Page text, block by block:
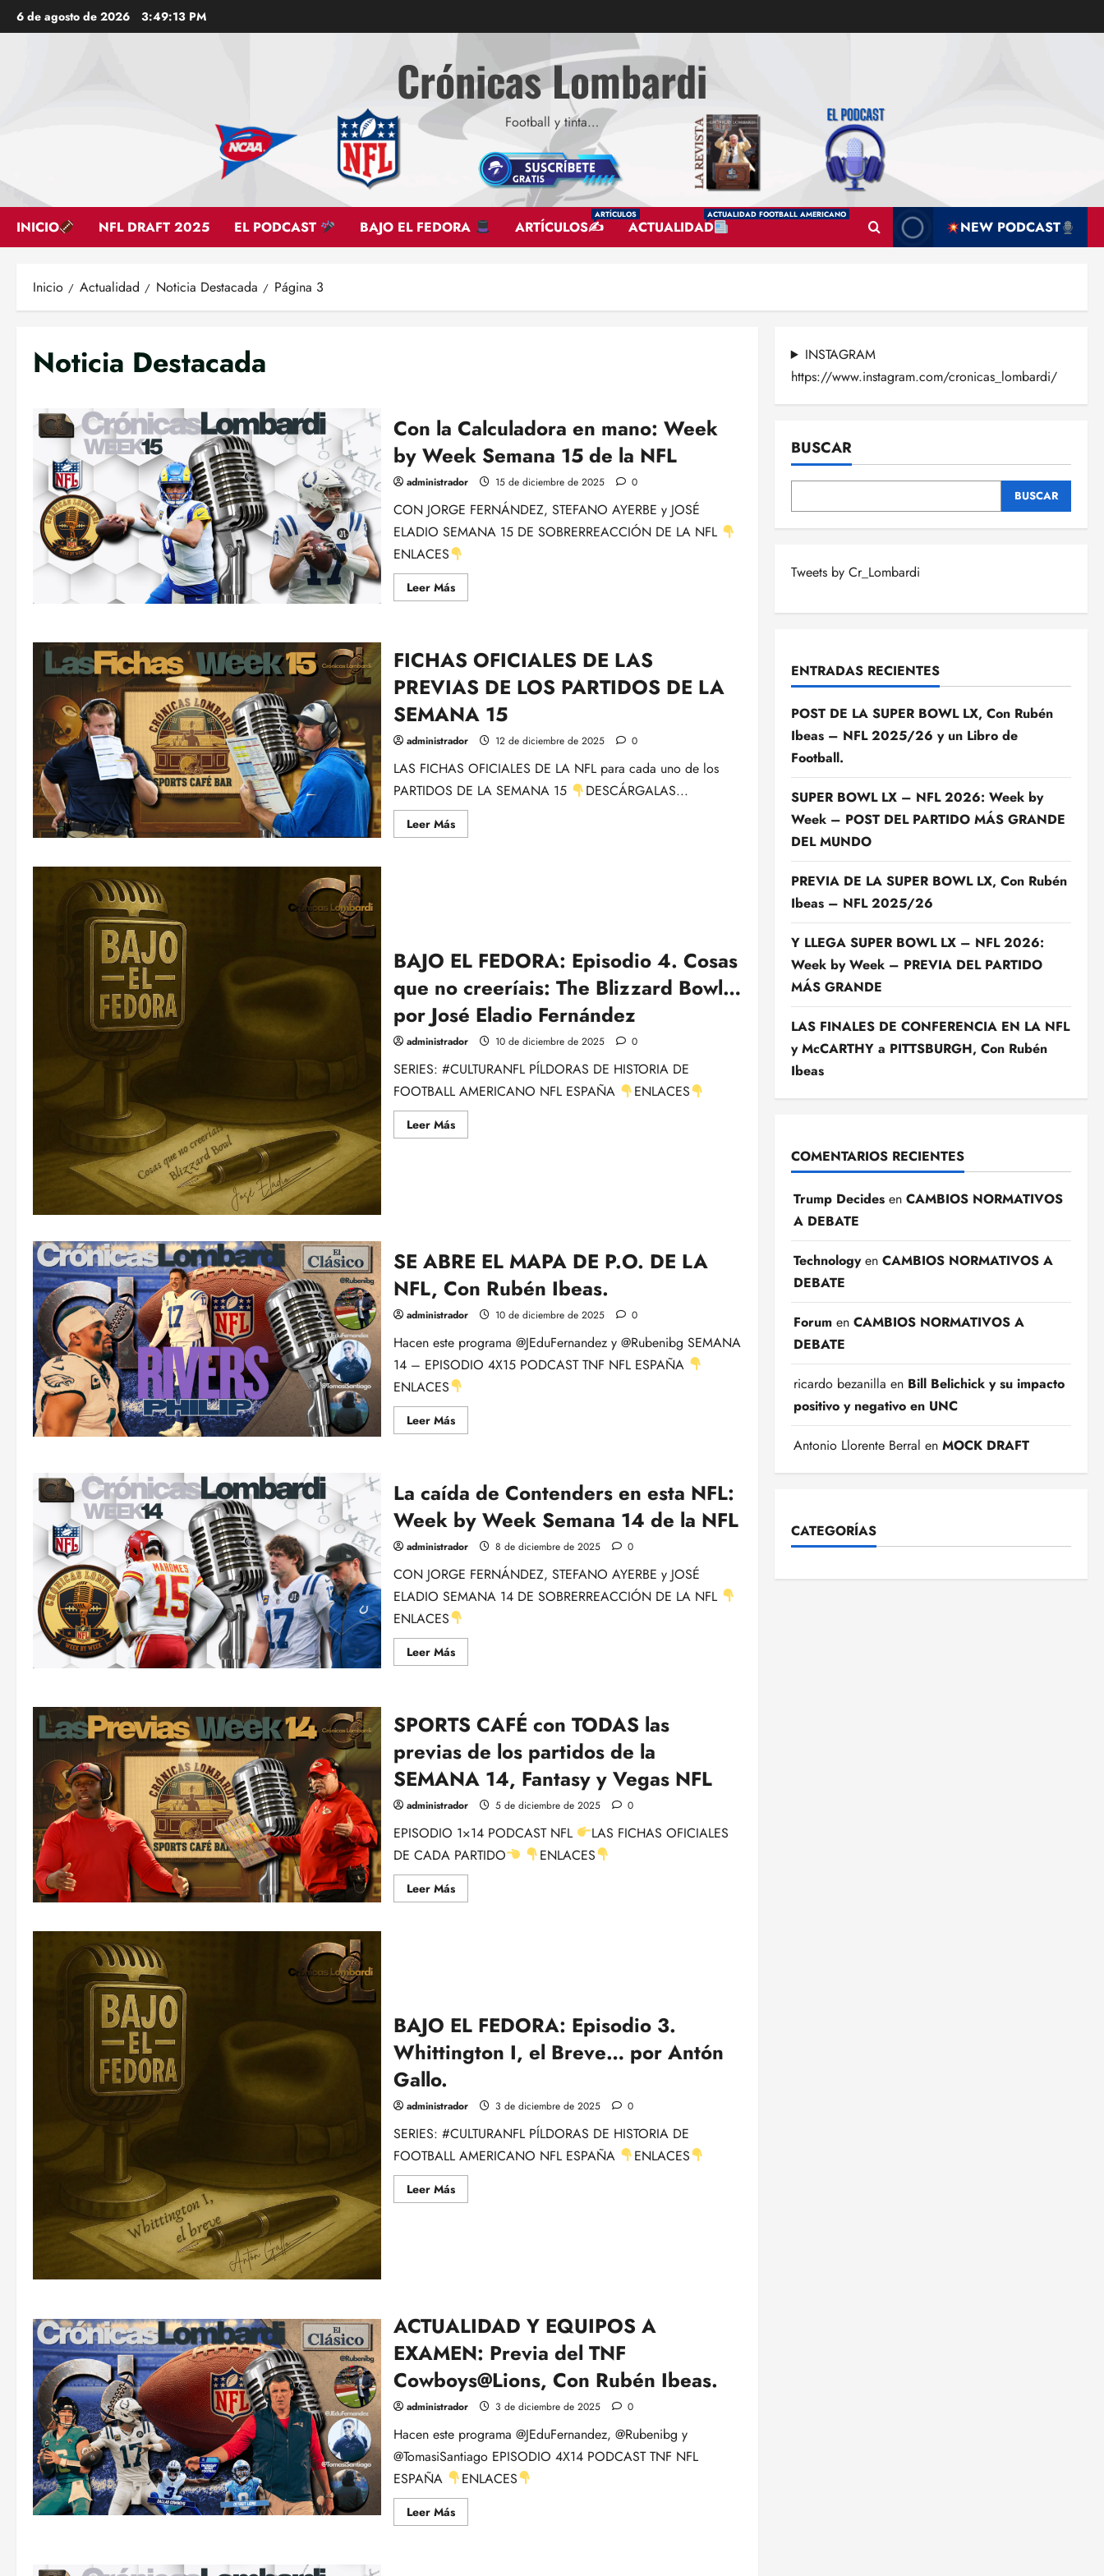
Saltar
al
6 de agosto de 2026 3:49:14 PM
Crónicas Lombardi
Football y tinta…
INICIO NFL DRAFT 2025 EL PODCAST BAJO EL FEDORA ARTÍCULOS✍
ARTÍCULOS
ACTUALIDAD
ACTUALIDAD FOOTBALL AMERICANO
NEW PODCAST
Inicio Actualidad Noticia Destacada Página 3
Noticia Destacada
Con la Calculadora en mano: Week
by Week Semana 15 de la NFL
administrador 15 de diciembre de 2025 0
CON JORGE FERNÁNDEZ, STEFANO AYERBE y JOSÉ
ELADIO SEMANA 15 DE SOBRERREACCIÓN DE LA NFL
ENLACES
Leer MásLeer
más
Calculadora
en
mano:
Week
Week
Semana
15
de
la
NFL
FICHAS OFICIALES DE LAS
PREVIAS DE LOS PARTIDOS DE LA
SEMANA 15
administrador 12 de diciembre de 2025 0
LAS FICHAS OFICIALES DE LA NFL para cada uno de los
PARTIDOS DE LA SEMANA 15
DESCÁRGALAS...
Leer MásLeer
más
PARTIDOS
DE
LA
SEMANA
15
BAJO EL FEDORA: Episodio 4. Cosas
que no creeríais: The Blizzard Bowl…
por José Eladio Fernández
administrador 10 de diciembre de 2025 0
SERIES: #CULTURANFL PÍLDORAS DE HISTORIA DE
FOOTBALL AMERICANO NFL ESPAÑA
ENLACES
Leer MásLeer
más
creeríais:
The
Blizzard
Bowl…
por
José
Fernández
SE ABRE EL MAPA DE P.O. DE LA
NFL, Con Rubén Ibeas.
administrador 10 de diciembre de 2025 0
Hacen este programa @JEduFernandez y @Rubenibg SEMANA
14 – EPISODIO 4X15 PODCAST TNF NFL ESPAÑA
ENLACES
Leer MásLeer
más
EL
MAPA
DE
P.O.
DE
LA
Con
Rubén
Ibeas.
La caída de Contenders en esta NFL:
Week by Week Semana 14 de la NFL
administrador 8 de diciembre de 2025 0
CON JORGE FERNÁNDEZ, STEFANO AYERBE y JOSÉ
ELADIO SEMANA 14 DE SOBRERREACCIÓN DE LA NFL
ENLACES
Leer MásLeer
más
de
Contenders
esta
Week
by
Week
Semana
de
la
NFL
SPORTS CAFÉ con TODAS las
previas de los partidos de la
SEMANA 14, Fantasy y Vegas NFL
administrador 5 de diciembre de 2025 0
EPISODIO 1×14 PODCAST NFL
LAS FICHAS OFICIALES
DE CADA PARTIDO
ENLACES
Leer MásLeer
más
partidos
de
la
SEMANA
Vegas
BAJO EL FEDORA: Episodio 3.
Whittington I, el Breve… por Antón
Gallo.
administrador 3 de diciembre de 2025 0
SERIES: #CULTURANFL PÍLDORAS DE HISTORIA DE
FOOTBALL AMERICANO NFL ESPAÑA
ENLACES
Leer MásLeer
más
Breve…
por
Antón
Gallo.
ACTUALIDAD Y EQUIPOS A
EXAMEN: Previa del TNF
Cowboys@Lions, Con Rubén Ibeas.
administrador 3 de diciembre de 2025 0
Hacen este programa @JEduFernandez, @Rubenibg y
@TomasiSantiago EPISODIO 4X14 PODCAST TNF NFL
ESPAÑA
ENLACES
Leer MásLeer
más
INSTAGRAM
https://www.instagram.com/cronicas_lombardi/
BUSCAR
BUSCAR
Tweets by Cr_Lombardi
ENTRADAS RECIENTES
POST DE LA SUPER BOWL LX, Con Rubén
Ibeas – NFL 2025/26 y un Libro de
Football.
SUPER BOWL LX – NFL 2026: Week by
Week – POST DEL PARTIDO MÁS GRANDE
DEL MUNDO
PREVIA DE LA SUPER BOWL LX, Con Rubén
Ibeas – NFL 2025/26
Y LLEGA SUPER BOWL LX – NFL 2026:
Week by Week – PREVIA DEL PARTIDO
MÁS GRANDE
LAS FINALES DE CONFERENCIA EN LA NFL
y McCARTHY a PITTSBURGH, Con Rubén
Ibeas
COMENTARIOS RECIENTES
Trump Decidesen CAMBIOS NORMATIVOS
A DEBATE
Technologyen CAMBIOS NORMATIVOS A
DEBATE
Forumen CAMBIOS NORMATIVOS A
DEBATE
ricardo bezanilla en Bill Belichick y su impacto
positivo y negativo en UNC
Antonio Llorente Berral en MOCK DRAFT
CATEGORÍAS